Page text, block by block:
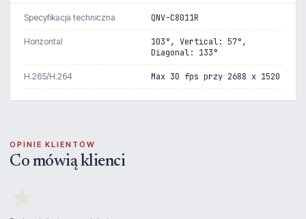
Specyfikacja techniczna QNV-C8011R
Horizontal
103°, Vertical: 57°,
Diagonal: 133°
H.265/H.264 Max 30 fps przy 2688 x 1520
OPINIE KLIENTÓW
Co mówią klienci